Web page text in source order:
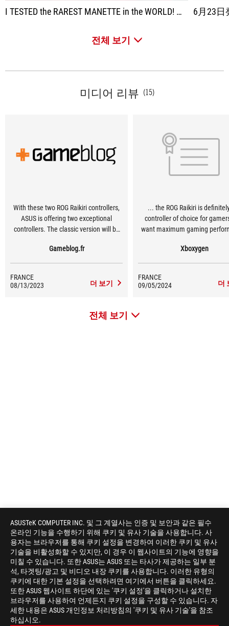
ASUSTeK COMPUTER INC. 및 그 계열사는 인증 및 보안과 같은 필수
온라인 기능을 수행하기 위해 쿠키 및 유사 기술을 사용합니다. 사
용자는 브라우저를 통해 쿠키 설정을 변경하여 이러한 쿠키 및 유사
기술을 비활성화할 수 있지만, 이 경우 이 웹사이트의 기능에 영향을
미칠 수 있습니다. 또한 ASUS는 ASUS 또는 타사가 제공하는 일부 분
석, 타겟팅/광고 및 비디오 내장 쿠키를 사용합니다. 이러한 유형의
쿠키에 대한 기본 설정을 선택하려면 여기에서 버튼을 클릭하세요.
또한 ASUS 웹사이트 하단에 있는 '쿠키 설정'을 클릭하거나 설치한
브라우저를 사용하여 언제든지 쿠키 설정을 구성할 수 있습니다. 자
세한 내용은 ASUS 개인정보 처리방침의 '쿠키 및 유사 기술'을 참조
하십시오.
I TESTED the RAREST MANETTE in the WORLD! 😲 (only 4 copies) 6月23日発
전체 보기
미디어 리뷰 (15)
With these two ROG Raikiri controllers,
ASUS is offering two exceptional
controllers. The classic version will be
gamer looking for something a little
more sophisticated than the basic Xbox
will appeal to the more demanding
profile management.
Gameblog.fr
FRANCE
08/13/2023
더 보기
... the ROG Raikiri is
controller of choice for
want maximum gaming
Xboxygen
FRANCE
09/05/2024
더
전체 보기